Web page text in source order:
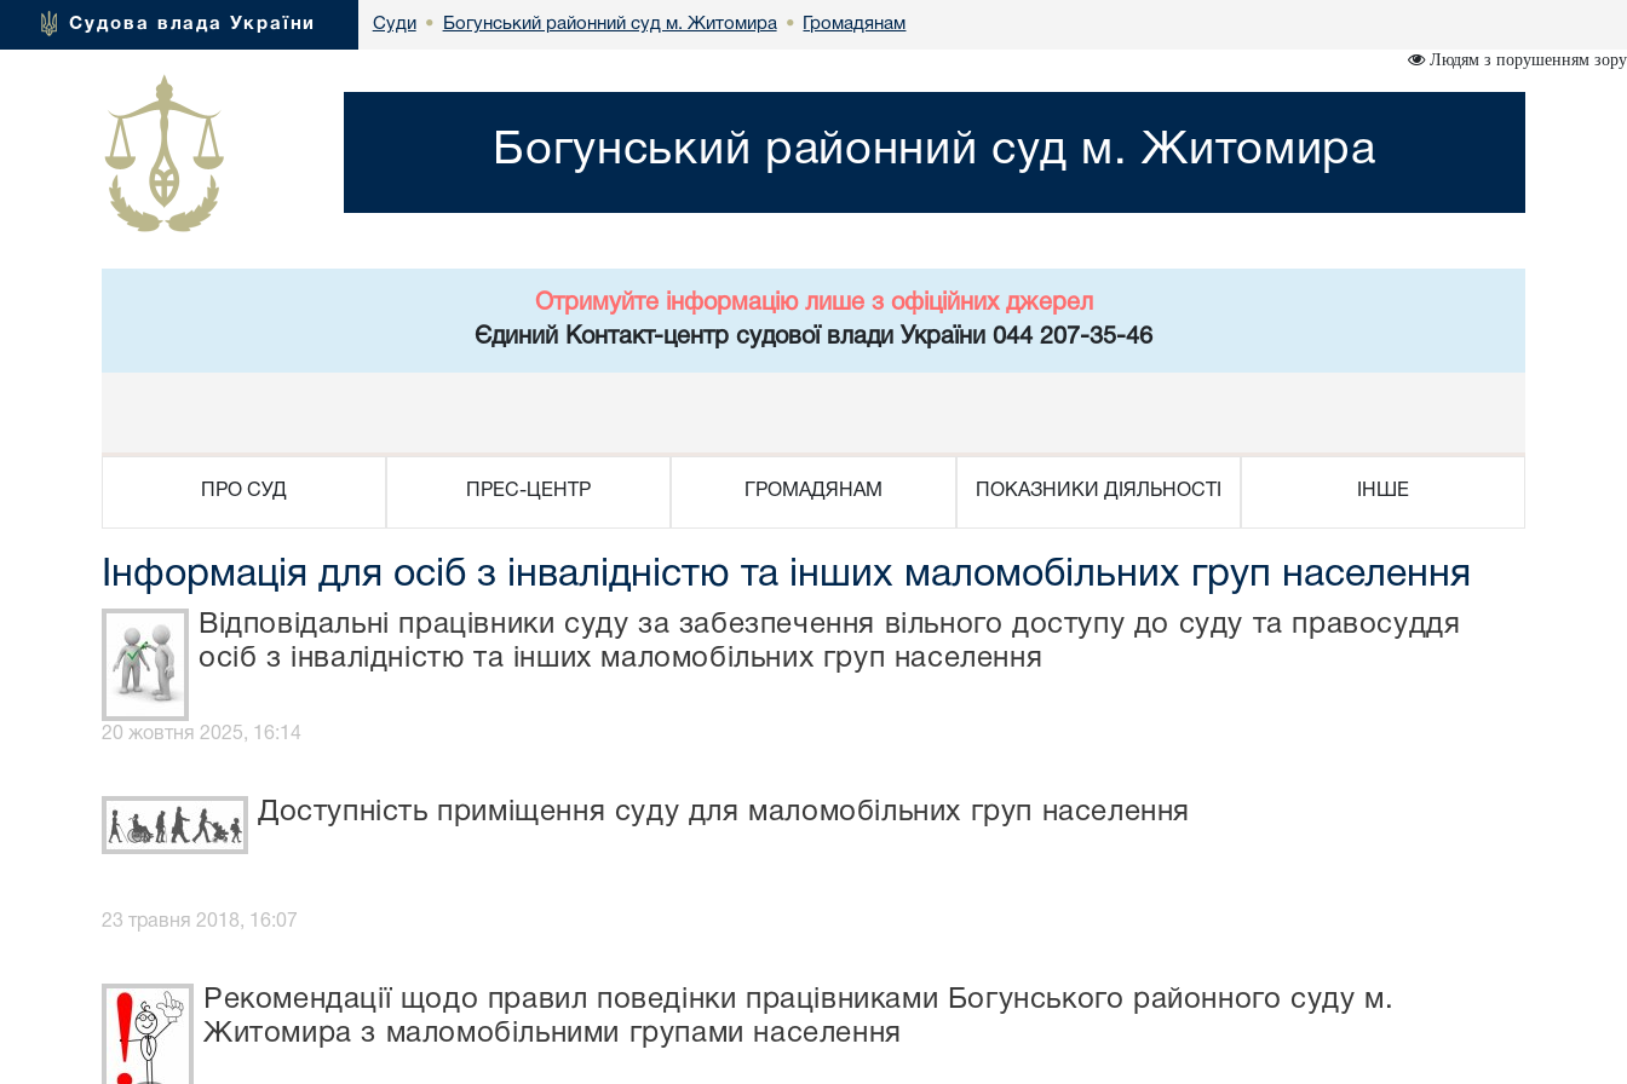
Судова влада України Суди • Богунський районний суд м. Житомира • Громадянам
Людям з порушенням зору
Богунський районний суд м. Житомира
Отримуйте інформацію лише з офіційних джерел
Єдиний Контакт-центр судової влади України 044 207-35-46
ПРО СУД ПРЕС-ЦЕНТР ГРОМАДЯНАМ ПОКАЗНИКИ ДІЯЛЬНОСТІ ІНШЕ
Інформація для осіб з інвалідністю та інших маломобільних груп населення
Відповідальні працівники суду за забезпечення вільного доступу до суду та правосуддя
осіб з інвалідністю та інших маломобільних груп населення
20 жовтня 2025, 16:14
Доступність приміщення суду для маломобільних груп населення
23 травня 2018, 16:07
Рекомендації щодо правил поведінки працівниками Богунського районного суду м.
Житомира з маломобільними групами населення